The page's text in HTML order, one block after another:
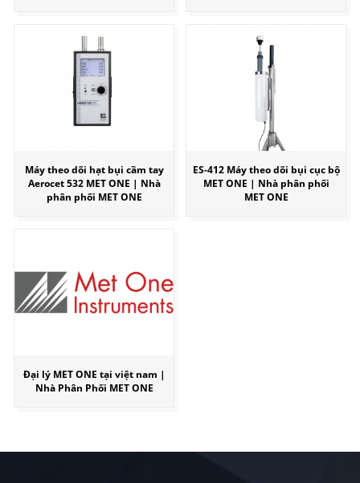
Máy theo dõi hạt bụi cầm tay
Aerocet 532 MET ONE | Nhà
phân phối MET ONE
ES-412 Máy theo dõi bụi cục bộ
MET ONE | Nhà phân phối
MET ONE
Đại lý MET ONE tại việt nam |
Nhà Phân Phối MET ONE